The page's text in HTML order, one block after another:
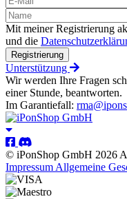
Mit meiner Registrierung
und die
Registrierung
Unterstützung
Wir werden Ihre Fragen
einer Stunde, beantworten.
Im Garantiefall:
© iPonShop GmbH 2026
Impressum Allgemeine